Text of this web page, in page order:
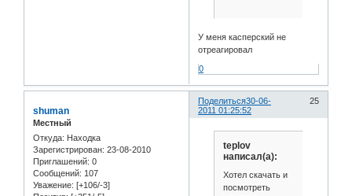
У меня касперский не
отреагировал
0
Поделиться 25
30-06-
2011 01:25:52
shuman
Местный
Откуда: Находка
Зарегистрирован: 23-08-2010
Приглашений: 0
Сообщений: 107
Уважение: [+106/-3]
teplov
написал(а):
Хотел скачать и
посмотреть